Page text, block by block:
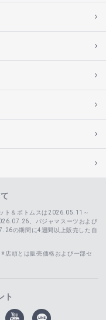
ト＆ボトムスは2026.05.11～
、
パジャマスーツおよび
の期間に4週間以上販売した自
店頭とは販売価格および一部セ
ト